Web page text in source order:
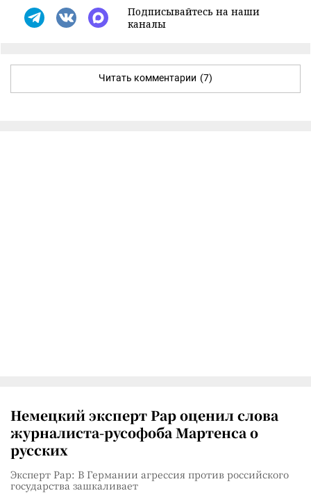
Подписывайтесь на наши
каналы
Читать комментарии (7)
Немецкий эксперт Рар оценил слова
журналиста-русофоба Мартенса о
русских
Эксперт Рар: В Германии агрессия против российского
государства зашкаливает